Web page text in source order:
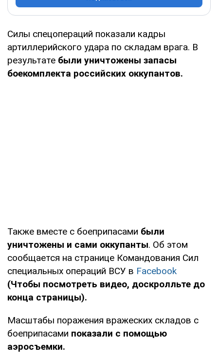
Силы спецопераций показали кадры
артиллерийского удара по складам врага. В
результате были уничтожены запасы
боекомплекта российских оккупантов.
Также вместе с боеприпасами были
уничтожены и сами оккупанты. Об этом
сообщается на странице Командования Сил
специальных операций ВСУ в Facebook
(Чтобы посмотреть видео, доскролльте до
конца страницы).
Масштабы поражения вражеских складов с
боеприпасами показали с помощью
аэросъемки.